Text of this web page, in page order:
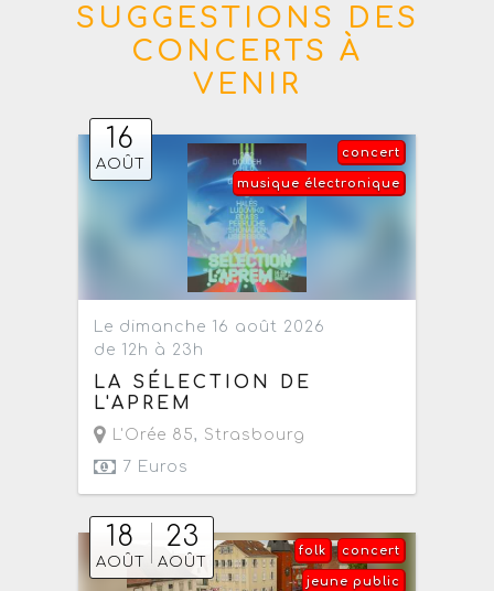
SUGGESTIONS DES
CONCERTS À
VENIR
16
AOÛT
concert
musique électronique
Le dimanche 16 août 2026
de 12h à 23h
LA SÉLECTION DE
L'APREM
L'Orée 85, Strasbourg
7 Euros
18
AOÛT
23
AOÛT
concert
folk
jeune public